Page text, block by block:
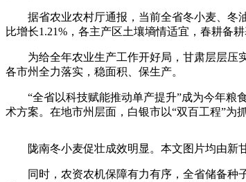
据省农业农村厅通报，当前全省冬小麦、冬油
比增长1.21%，各主产区土壤墒情适宜，春耕备耕
为给全年农业生产工作开好局，甘肃层层压实
各市州全力落实，稳面积、保生产。
“全省以科技赋能推动单产提升”成为今年粮食
术方案。在地市州层面，白银市以“双百工程”为
陇南冬小麦促壮成效明显。本文图片均由新
同时，农资农机保障有力有序，全省储备种子